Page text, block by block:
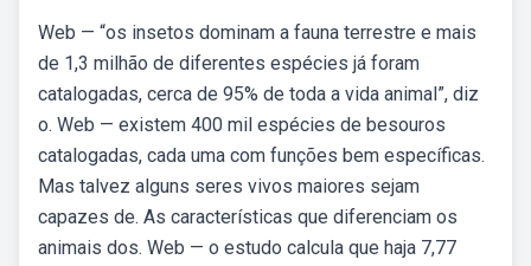
Web — “os insetos dominam a fauna terrestre e mais
de 1,3 milhão de diferentes espécies já foram
catalogadas, cerca de 95% de toda a vida animal”, diz
o. Web — existem 400 mil espécies de besouros
catalogadas, cada uma com funções bem específicas.
Mas talvez alguns seres vivos maiores sejam
capazes de. As características que diferenciam os
animais dos. Web — o estudo calcula que haja 7,77